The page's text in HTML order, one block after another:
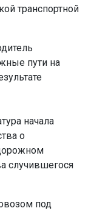
транспортной
пути на
начала
о
случившегося
под